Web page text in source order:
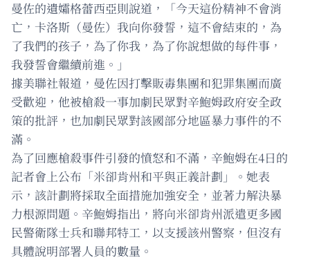
曼佐的遺孀格蕾西亞則說道，「今天這份精神不會消
亡，卡洛斯（曼佐）我向你發誓，這不會結束的，為
了我們的孩子，為了你我，為了你說想做的每件事，
我發誓會繼續前進。」
據美聯社報道，曼佐因打擊販毒集團和犯罪集團而廣
受歡迎，他被槍殺一事加劇民眾對辛鮑姆政府安全政
策的批評，也加劇民眾對該國部分地區暴力事件的不
滿。
為了回應槍殺事件引發的憤怒和不滿，辛鮑姆在4日的
記者會上公布「米卻肯州和平與正義計劃」。她表
示，該計劃將採取全面措施加強安全，並著力解決暴
力根源問題。辛鮑姆指出，將向米卻肯州派遣更多國
民警衛隊士兵和聯邦特工，以支援該州警察，但沒有
具體說明部署人員的數量。